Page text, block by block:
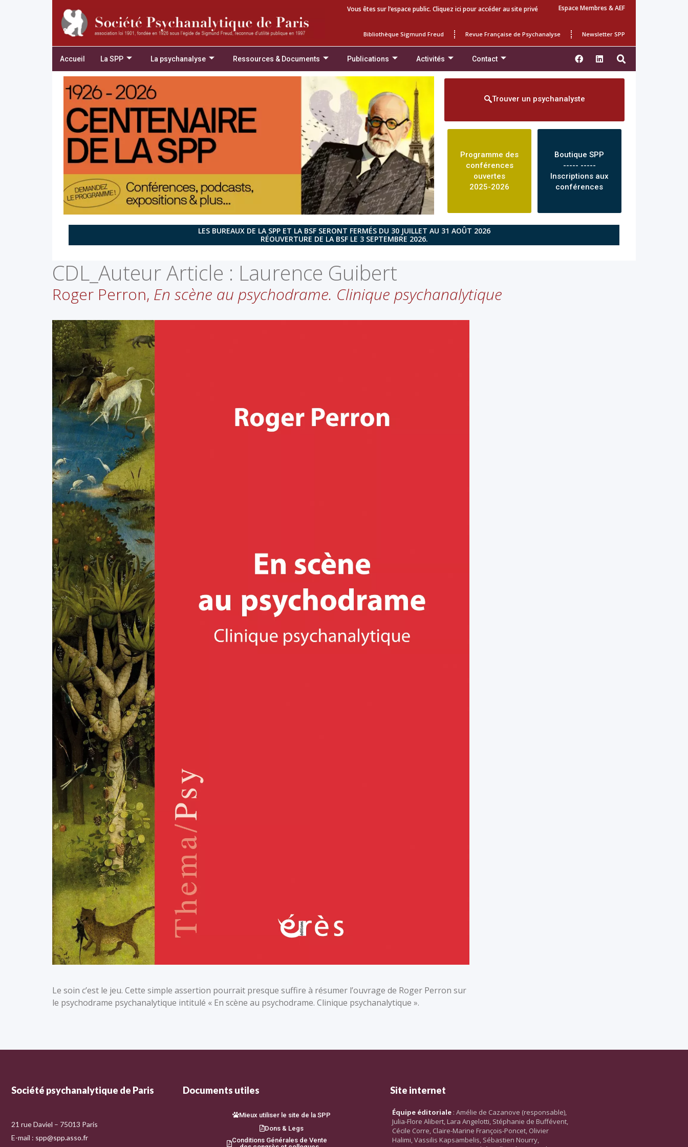
Vous êtes sur l’espace public. Cliquez ici pour accéder au site privé Espace Membres & AEF
Bibliothèque Sigmund Freud Revue Française de Psychanalyse Newsletter SPP
Accueil La SPP La psychanalyse Ressources & Documents Publications Activités Contact
Trouver un psychanalyste
Programme des
conférences
ouvertes
2025-2026
Boutique SPP
----- -----
Inscriptions aux
conférences
LES BUREAUX DE LA SPP ET LA BSF SERONT FERMÉS DU 30 JUILLET AU 31 AOÛT 2026
RÉOUVERTURE DE LA BSF LE 3 SEPTEMBRE 2026.
CDL_Auteur Article : Laurence Guibert
Roger Perron, En scène au psychodrame. Clinique psychanalytique
Le soin c’est le jeu. Cette simple assertion pourrait presque suffire à résumer l’ouvrage de Roger Perron sur
le psychodrame psychanalytique intitulé « En scène au psychodrame. Clinique psychanalytique ».
Société psychanalytique de Paris
21 rue Daviel – 75013 Paris
E-mail : spp@spp.asso.fr
Documents utiles
Mieux utiliser le site de la SPP
Dons & Legs
Conditions Générales de Vente
Site internet
Équipe éditoriale : Amélie de Cazanove (responsable),
Julia-Flore Alibert, Lara Angelotti, Stéphanie de Buffévent,
Cécile Corre, Claire-Marine François-Poncet, Olivier
Halimi, Vassilis Kapsambelis, Sébastien Nourry,